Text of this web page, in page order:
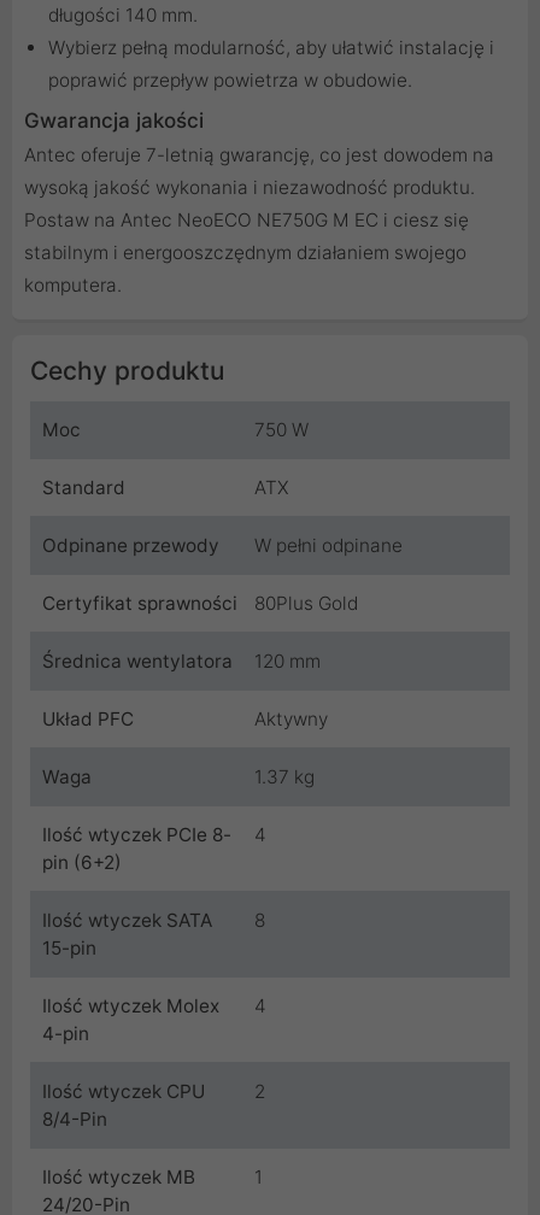
długości 140 mm.
Wybierz pełną modularność, aby ułatwić instalację i
poprawić przepływ powietrza w obudowie.
Gwarancja jakości
Antec oferuje 7-letnią gwarancję, co jest dowodem na
wysoką jakość wykonania i niezawodność produktu.
Postaw na Antec NeoECO NE750G M EC i ciesz się
stabilnym i energooszczędnym działaniem swojego
komputera.
Cechy produktu
Moc 750 W
Standard ATX
Odpinane przewody W pełni odpinane
Certyfikat sprawności 80Plus Gold
Średnica wentylatora 120 mm
Układ PFC Aktywny
Waga 1.37 kg
Ilość wtyczek PCIe 8-
pin (6+2)
4
Ilość wtyczek SATA
15-pin
8
Ilość wtyczek Molex
4-pin
4
Ilość wtyczek CPU
8/4-Pin
2
Ilość wtyczek MB
24/20-Pin
1